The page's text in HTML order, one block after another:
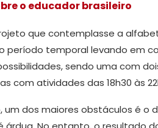
o educador brasileiro
que contemplasse a
período temporal levando em
sendo uma com
com atividades das 18h30 às
um dos maiores obstáculos é o